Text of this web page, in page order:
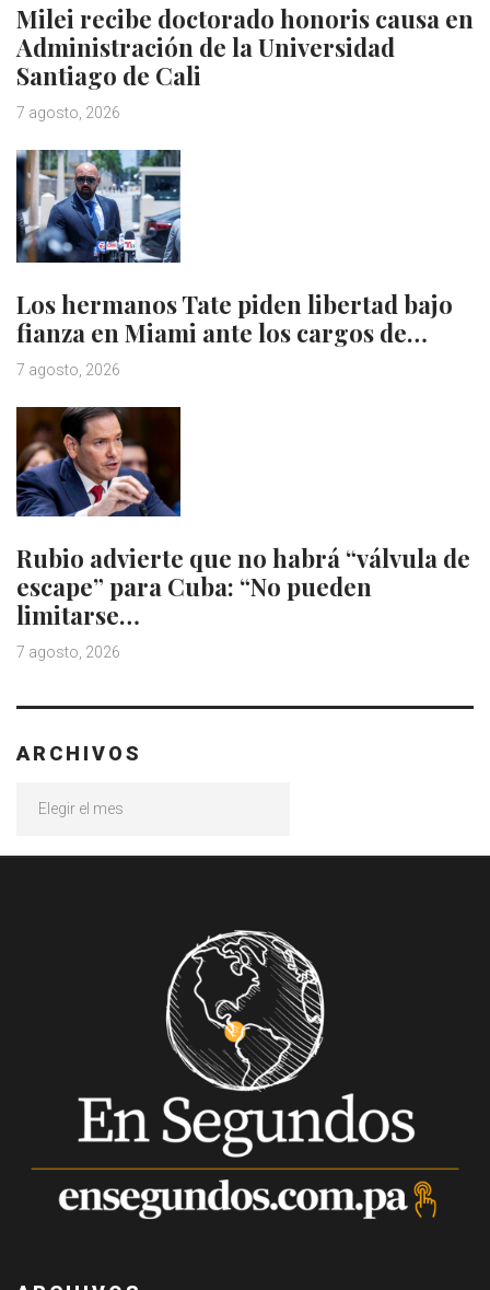
Milei recibe doctorado honoris causa en
Administración de la Universidad
Santiago de Cali
7 agosto, 2026
Los hermanos Tate piden libertad bajo
fianza en Miami ante los cargos de…
7 agosto, 2026
Rubio advierte que no habrá “válvula de
escape” para Cuba: “No pueden
limitarse…
7 agosto, 2026
ARCHIVOS